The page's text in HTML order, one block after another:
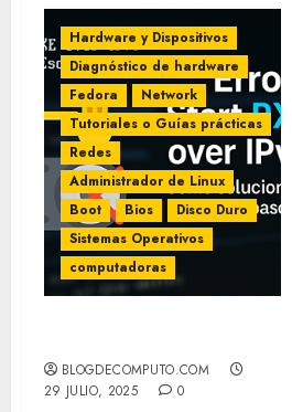
Hardware y Dispositivos
Diagnóstico de hardware
Fedora
Network
Tutoriales o Guías prácticas
Redes
Administrador de Linux
Boot
Bios
Disco Duro
Sistemas Operativos
computadoras
BLOGDECOMPUTO.COM
29 JULIO, 2025
0